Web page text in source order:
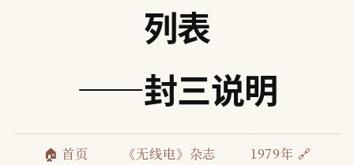
列表
——封三说明
🏠 首页 《无线电》杂志
1979年 🔗